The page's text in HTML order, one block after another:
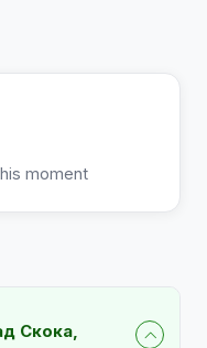
moment
Скока,